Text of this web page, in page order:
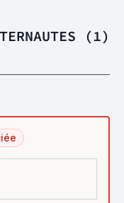
(1)